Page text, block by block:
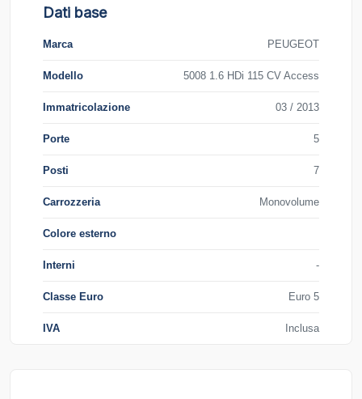
Dati base
Marca PEUGEOT
Modello 5008 1.6 HDi 115 CV Access
Immatricolazione 03 / 2013
Porte 5
Posti 7
Carrozzeria Monovolume
Colore esterno
Interni -
Classe Euro Euro 5
IVA Inclusa